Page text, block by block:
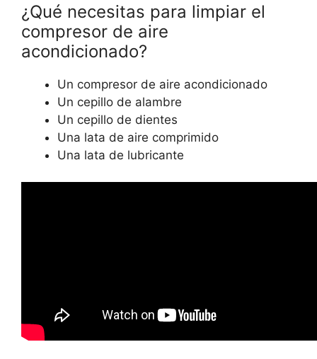
¿Qué necesitas para limpiar el
compresor de aire
acondicionado?
Un compresor de aire acondicionado
Un cepillo de alambre
Un cepillo de dientes
Una lata de aire comprimido
Una lata de lubricante